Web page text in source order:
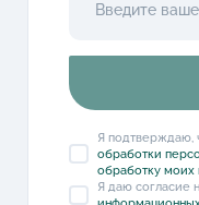
Я подтверждаю,
обработки
обработку моих
Я даю согласие